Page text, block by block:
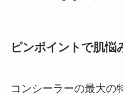
ピンポイントで肌悩
コンシーラーの最大の